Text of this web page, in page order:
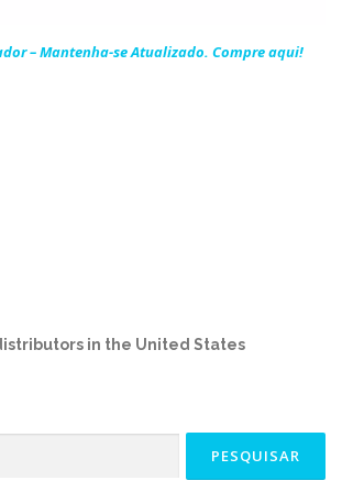
– Mantenha-se Atualizado. Compre aqui!
in the United States